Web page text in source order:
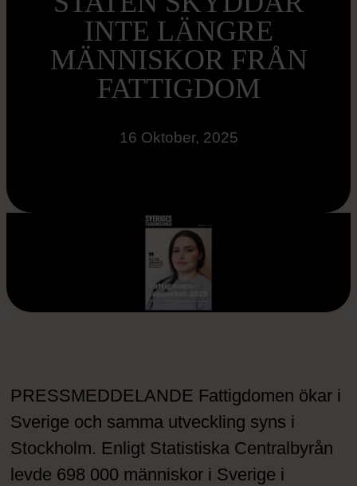
INTE LÄNGRE
MÄNNISKOR FRÅN
FATTIGDOM
16 Oktober, 2025
PRESSMEDDELANDE Fattigdomen ökar i
Sverige och samma utveckling syns i
Stockholm. Enligt Statistiska Centralbyrån
levde 698 000 människor i Sverige i